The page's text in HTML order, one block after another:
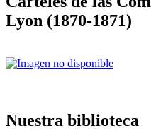
Lyon (1870-1871)
Nuestra biblioteca